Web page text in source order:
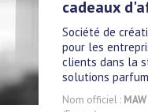
cadeaux
Société de
pour les
clients dans la
solutions
Nom officiel :